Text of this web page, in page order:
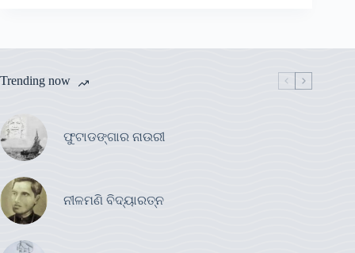
Trending now
ଫୁଟାଡଙ୍ଗାର ନାଉରୀ
ନୀଳମଣି ବିଦ୍ୟାରତ୍ନ